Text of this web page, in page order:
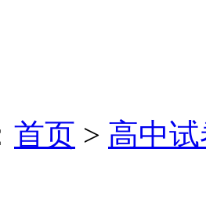
首页 > 高中